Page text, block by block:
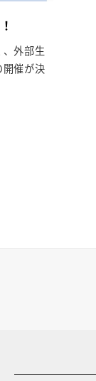
外部生
催が決